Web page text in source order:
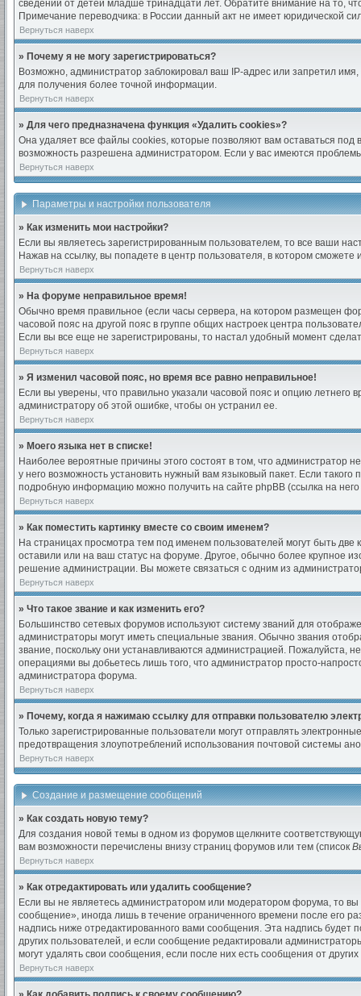
сведений от детей младше тринадцати лет. Обратите внимание на то,
Примечание переводчика: в России данный акт не имеет юридической
Вернуться наверх
» Почему я не могу зарегистрироваться?
Возможно, администратор заблокировал ваш IP-адрес или запретил
для получения более точной информации.
Вернуться наверх
» Для чего предназначена функция «Удалить cookies»?
Она удаляет все файлы cookies, которые позволяют вам оставаться
возможность разрешена администратором. Если у вас имеются
Вернуться наверх
Параметры и настройки пользователя
» Как изменить мои настройки?
Если вы являетесь зарегистрированным пользователем, то все ваши
Нажав на ссылку, вы попадете в центр пользователя, в котором сможете
Вернуться наверх
» На форуме неправильное время!
Обычно время правильное (если часы сервера, на котором размещен
часовой пояс на другой пояс в группе общих настроек центра
Если вы все еще не зарегистрированы, то настал удобный момент
Вернуться наверх
» Я изменил часовой пояс, но время все равно неправильное!
Если вы уверены, что правильно указали часовой пояс и опцию летнего
администратору об этой ошибке, чтобы он устранил ее.
Вернуться наверх
» Моего языка нет в списке!
Наиболее вероятные причины этого состоят в том, что администратор
у него возможность установить нужный вам языковый пакет. Если
подробную информацию можно получить на сайте phpBB (ссылка на
Вернуться наверх
» Как поместить картинку вместе со своим именем?
На страницах просмотра тем под именем пользователей могут быть
оставили или на ваш статус на форуме. Другое, обычно более крупное
решение администрации. Вы можете связаться с одним из
Вернуться наверх
» Что такое звание и как изменить его?
Большинство сетевых форумов используют систему званий для
администраторы могут иметь специальные звания. Обычно звания
звание, поскольку они устанавливаются администрацией.
операциями вы добьетесь лишь того, что администратор просто-
администратора форума.
Вернуться наверх
» Почему, когда я нажимаю ссылку для отправки пользователю
Только зарегистрированные пользователи могут отправлять
предотвращения злоупотреблений использования почтовой системы
Вернуться наверх
Создание и размещение сообщений
» Как создать новую тему?
Для создания новой темы в одном из форумов щелкните
вам возможности перечислены внизу страниц форумов или тем (список
Вернуться наверх
» Как отредактировать или удалить сообщение?
Если вы не являетесь администратором или модератором форума, то
сообщение», иногда лишь в течение ограниченного времени после его
надпись ниже отредактированного вами сообщения. Эта надпись будет
других пользователей, и если сообщение редактировали
могут удалять свои сообщения, если после них есть сообщения от
Вернуться наверх